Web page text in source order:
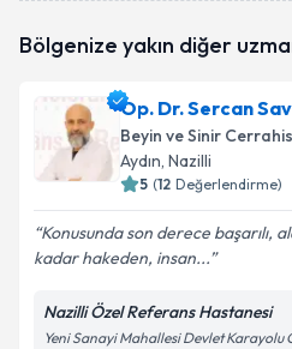
oluşturun. Size bu
E-posta Adresiniz
Kişisel verilerimin
Metni'ni okudum ve
Bölgenize yakın diğer
Op. Dr. Sercan
Beyin ve Sinir
Aydın, Nazilli
5 (12 Değerlendirme)
Konusunda son derece başarılı,
kadar hakeden, insan...
Nazilli Özel Referans Hastanesi
Yeni Sanayi Mahallesi Devlet Karayolu